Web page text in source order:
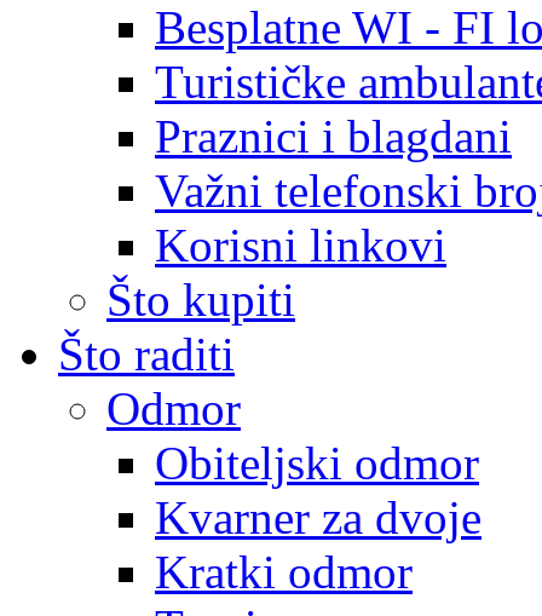
Besplatne WI - FI
Turističke
Praznici i blagdani
Važni telefonski
Korisni linkovi
Što kupiti
Što raditi
Odmor
Obiteljski odmor
Kvarner za dvoje
Kratki odmor